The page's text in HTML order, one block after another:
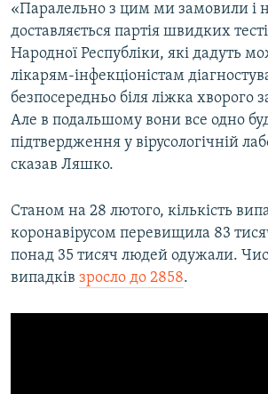
«Паралельно з цим ми замовили і
доставляється партія швидких
Народної Республіки, які дадуть
лікарям-інфекціоністам
безпосередньо біля ліжка хворого
Але в подальшому вони все одно
підтвердження у вірусологічній
сказав Ляшко.
Станом на 28 лютого, кількість
коронавірусом перевищила 83
понад 35 тисяч людей одужали.
випадків зросло до 2858.